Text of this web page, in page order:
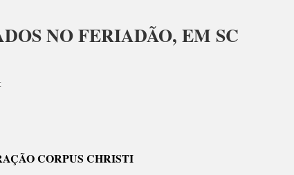
NO FERIADÃO, EM SC
On
NO
CORPUS CHRISTI